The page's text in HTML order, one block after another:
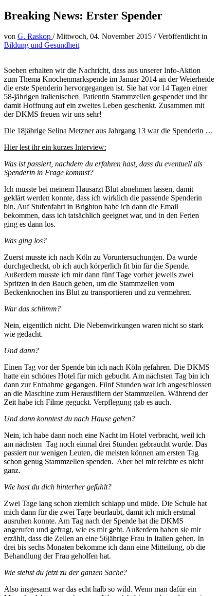
Breaking News: Erster Spender
von G. Raskop /Mittwoch, 04. November 2015 /Veröffentlicht in
Bildung und Gesundheit
Soeben erhalten wir die Nachricht, dass aus unserer Info-Aktion
zum Thema Knochenmarkspende im Januar 2014 an der Weierheide
die erste Spenderin hervorgegangen ist. Sie hat vor 14 Tagen einer
58-jährigen italienischen Patientin Stammzellen gespendet und ihr
damit Hoffnung auf ein zweites Leben geschenkt. Zusammen mit
der DKMS freuen wir uns sehr!
Die 18jährige Selina Metzner aus Jahrgang 13 war die Spenderin …
Hier lest ihr ein kurzes Interview:
Was ist passiert, nachdem du erfahren hast, dass du eventuell als
Spenderin in Frage kommst?
Ich musste bei meinem Hausarzt Blut abnehmen lassen, damit
geklärt werden konnte, dass ich wirklich die passende Spenderin
bin. Auf Stufenfahrt in Brighton habe ich dann die Email
bekommen, dass ich tatsächlich geeignet war, und in den Ferien
ging es dann los.
Was ging los?
Zuerst musste ich nach Köln zu Voruntersuchungen. Da wurde
durchgecheckt, ob ich auch körperlich fit bin für die Spende.
Außerdem musste ich mir dann fünf Tage vorher jeweils zwei
Spritzen in den Bauch geben, um die Stammzellen vom
Beckenknochen ins Blut zu transportieren und zu vermehren.
War das schlimm?
Nein, eigentlich nicht. Die Nebenwirkungen waren nicht so stark
wie gedacht.
Und dann?
Einen Tag vor der Spende bin ich nach Köln gefahren. Die DKMS
hatte ein schönes Hotel für mich gebucht. Am nächsten Tag bin ich
dann zur Entnahme gegangen. Fünf Stunden war ich angeschlossen
an die Maschine zum Herausfiltern der Stammzellen. Während der
Zeit habe ich Filme geguckt. Verpflegung gab es auch.
Und dann konntest du nach Hause gehen?
Nein, ich habe dann noch eine Nacht im Hotel verbracht, weil ich
am nächsten Tag noch einmal drei Stunden gebraucht wurde. Das
passiert nur wenigen Leuten, die meisten können am ersten Tag
schon genug Stammzellen spenden. Aber bei mir reichte es nicht
ganz.
Wie hast du dich hinterher gefühlt?
Zwei Tage lang schon ziemlich schlapp und müde. Die Schule hat
mich dann für die zwei Tage beurlaubt, damit ich mich erstmal
ausruhen konnte. Am Tag nach der Spende hat die DKMS
angerufen und gefragt, wie es mir geht. Außerdem haben sie mir
erzählt, dass die Zellen an eine 56jährige Frau in Italien gehen. In
drei bis sechs Monaten bekomme ich dann eine Mitteilung, ob die
Behandlung der Frau geholfen hat.
Wie stehst du jetzt zu der ganzen Sache?
Also insgesamt war das echt halb so wild. Wenn man dafür ein